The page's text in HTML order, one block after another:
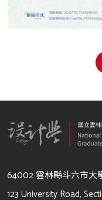
64002 雲林縣斗六市大
123 University Road,